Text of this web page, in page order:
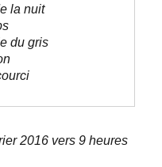
la nuit
du gris
2016 vers 9 heures